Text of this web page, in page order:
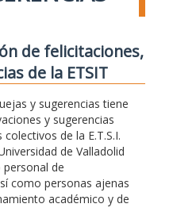
de felicitaciones,
de la ETSIT
y sugerencias tiene
y sugerencias
de la E.T.S.I.
de Valladolid
de
como personas ajenas
académico y de